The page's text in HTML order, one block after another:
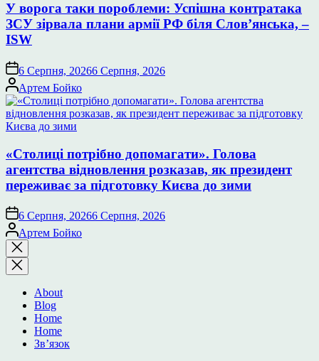
У ворога таки пороблеми: Успішна контратака
ЗСУ зірвала плани армії РФ біля Слов’янська, –
ISW
6 Серпня, 20266 Серпня, 2026
Опубліковано
Артем Бойко
«Столиці потрібно допомагати». Голова
агентства відновлення розказав, як президент
переживає за підготовку Києва до зими
6 Серпня, 20266 Серпня, 2026
Опубліковано
Артем Бойко
Закрити
пошук
About
Blog
Home
Home
Зв’язок